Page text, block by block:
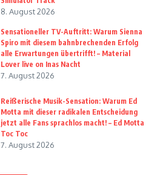
8. August 2026
Sensationeller TV-Auftritt: Warum Sienna
Spiro mit diesem bahnbrechenden Erfolg
alle Erwartungen übertrifft! – Material
Lover live on Inas Nacht
7. August 2026
Reißerische Musik-Sensation: Warum Ed
Motta mit dieser radikalen Entscheidung
jetzt alle Fans sprachlos macht! – Ed Motta
Toc Toc
7. August 2026